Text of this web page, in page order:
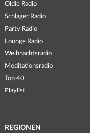
Oldie Radio
Schlager Radio
Party Radio
Lounge Radio
Weihnachtsradio
Meditationsradio
Top 40
Playlist
REGIONEN